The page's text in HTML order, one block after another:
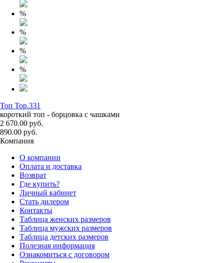
%
%
%
%
Топ Top.331
короткий топ - борцовка с чашками
2 670.00 руб.
890.00 руб.
Компания
О компании
Оплата и доставка
Возврат
Где купить?
Личный кабинет
Стать дилером
Контакты
Таблица женских размеров
Таблица мужских размеров
Таблица детских размеров
Полезная информация
Ознакомиться с договором